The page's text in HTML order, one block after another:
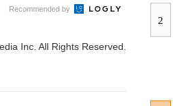
Recommended by
Inc. All Rights Reserved.
2